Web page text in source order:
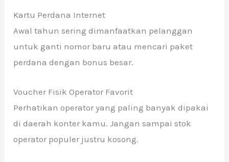
Kartu Perdana Internet
Awal tahun sering dimanfaatkan pelanggan
untuk ganti nomor baru atau mencari paket
perdana dengan bonus besar.
Voucher Fisik Operator Favorit
Perhatikan operator yang paling banyak dipakai
di daerah konter kamu. Jangan sampai stok
operator populer justru kosong.